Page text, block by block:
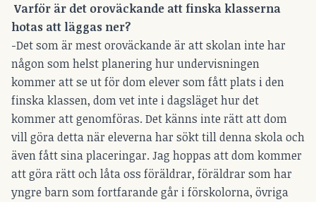
Varför är det oroväckande att finska klasserna
hotas att läggas ner?
-Det som är mest oroväckande är att skolan inte har
någon som helst planering hur undervisningen
kommer att se ut för dom elever som fått plats i den
finska klassen, dom vet inte i dagsläget hur det
kommer att genomföras. Det känns inte rätt att dom
vill göra detta när eleverna har sökt till denna skola och
även fått sina placeringar. Jag hoppas att dom kommer
att göra rätt och låta oss föräldrar, föräldrar som har
yngre barn som fortfarande går i förskolorna, övriga